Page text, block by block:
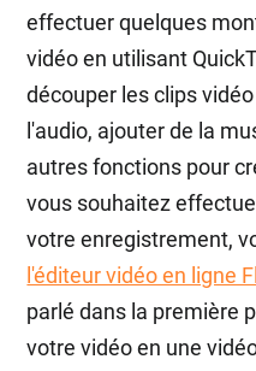
effectuer quelques
vidéo en utilisant
découper les clips
l'audio, ajouter de la
autres fonctions pour
vous souhaitez
votre enregistrement,
l'éditeur vidéo en ligne
parlé dans la première
votre vidéo en une